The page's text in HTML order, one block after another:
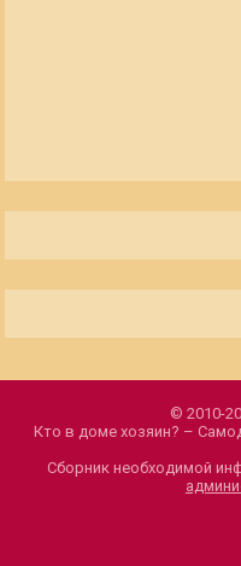
© 2010-
Кто в доме хозяин? –
Сборник необходимой